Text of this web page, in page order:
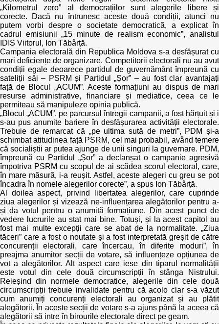
„Kilometrul zero” al democrațiilor sunt alegerile libere și
corecte. Dacă nu întrunesc aceste două condiții, atunci nu
putem vorbi despre o societate democratică, a explicat în
cadrul emisiunii „15 minute de realism economic”, analistul
IDIS Viitorul, Ion Tăbârță.
Campania electorală din Republica Moldova s-a desfășurat cu
mari deficiențe de organizare. Competitorii electorali nu au avut
condiții egale deoarece partidul de guvernământ împreună cu
sateliții săi – PSRM și Partidul „Șor” – au fost clar avantajați
față de Blocul „ACUM”. Aceste formațiuni au dispus de mari
resurse administrative, financiare și mediatice, ceea ce le
permiteau să manipuleze opinia publică.
„Blocul „ACUM”, pe parcursul întregii campanii, a fost hărțuit și i
s-au pus anumite bariere în desfășurarea activității electorale.
Trebuie de remarcat că „pe ultima sută de metri”, PDM și-a
schimbat atitudinea față PSRM, cel mai probabil, având temere
că socialiștii ar putea ajunge de unii singuri la guvernare. PDM,
împreună cu Partidul „Șor” a declanșat o campanie agresivă
împotriva PSRM cu scopul de ai scădea scorul electoral, care,
în mare măsură, i-a reușit. Astfel, aceste alegeri cu greu se pot
încadra în nomele alegerilor corecte”, a spus Ion Tăbârță.
Al doilea aspect, privind libertatea alegerilor, care cuprinde
ziua alegerilor și vizează ne-influențarea alegătorilor pentru a-
și da votul pentru o anumită formațiune. Din acest punct de
vedere lucrurile au stat mai bine. Totuși, și la acest capitol au
fost mai multe excepții care se abat de la normalitate. „Ziua
tăceri” care a fost o noutate și a fost interpretată greșit de către
concurenții electorali, care încercau, în diferite moduri”, în
preajma anumitor secții de votare, să influențeze opțiunea de
vot a alegătorilor. Alt aspect care iese din tiparul normalității
este votul din cele două circumscripții în stânga Nistrului.
Reieșind din normele democratice, alegerile din cele două
circumscripții trebuie invalidate pentru că acolo clar s-a văzut
cum anumiți concurenți electorali au organizat și au plătit
alegătorii. În aceste secții de votare s-a ajuns până la aceea că
alegătorii să intre în birourile electorale direct pe geam.